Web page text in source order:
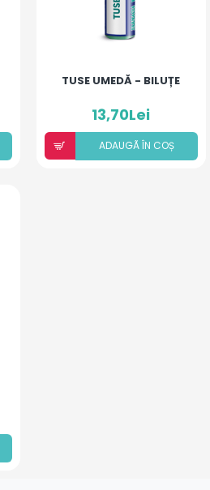
TUSE UMEDĂ - BILUȚE
13,70Lei
ADAUGÃ ÎN COȘ